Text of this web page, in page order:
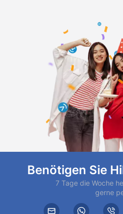
Benötigen Sie
7 Tage die Woche
gerne